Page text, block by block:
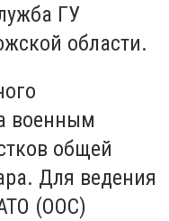
ГУ
области.
военным
общей
Для ведения
(ООС)